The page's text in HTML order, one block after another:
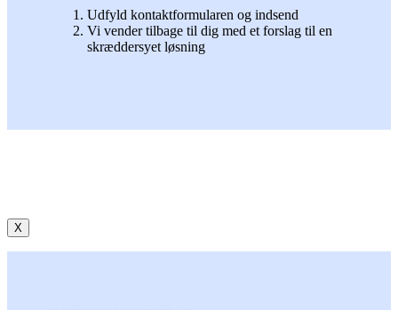
Udfyld kontaktformularen og indsend
Vi vender tilbage til dig med et forslag til en
skræddersyet løsning
X